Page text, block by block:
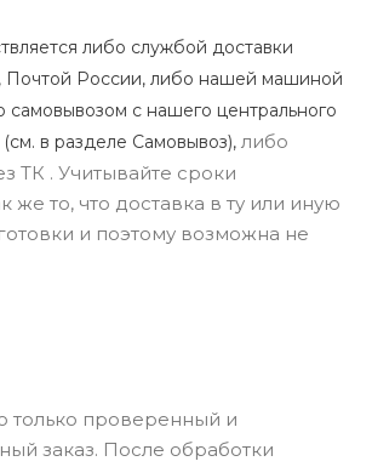
либо службой доставки
Почтой России, либо нашей машиной
самовывозом с нашего центрального
м. в разделе Самовывоз), либо
ТК . Учитывайте сроки
же то, что доставка в ту или иную
и поэтому возможна не
только проверенный и
заказ. После обработки